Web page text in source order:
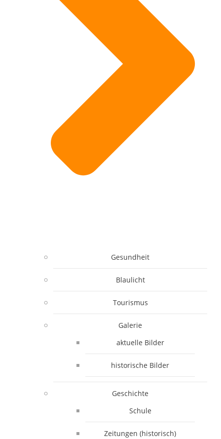
Gesundheit
Blaulicht
Tourismus
Galerie
aktuelle Bilder
historische Bilder
Geschichte
Schule
Zeitungen (historisch)